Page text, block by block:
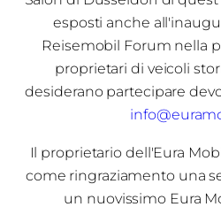
esposti anche
Reisemobil Forum nella
proprietari di veicoli
desiderano partecipare
Il proprietario dell'Eura
come ringraziamento una
un nuovissimo Eura